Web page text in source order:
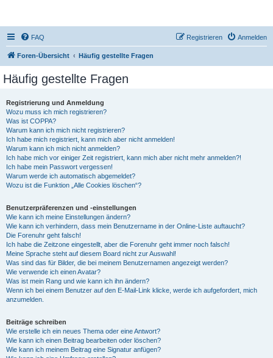
FAQ Anmelden
Registrieren
Foren-Übersicht Häufig gestellte Fragen
Häufig gestellte Fragen
Registrierung und Anmeldung
Wozu muss ich mich registrieren?
Was ist COPPA?
Warum kann ich mich nicht registrieren?
Ich habe mich registriert, kann mich aber nicht anmelden!
Warum kann ich mich nicht anmelden?
Ich habe mich vor einiger Zeit registriert, kann mich aber nicht mehr anmelden?!
Ich habe mein Passwort vergessen!
Warum werde ich automatisch abgemeldet?
Wozu ist die Funktion „Alle Cookies löschen“?
Benutzerpräferenzen und -einstellungen
Wie kann ich meine Einstellungen ändern?
Wie kann ich verhindern, dass mein Benutzername in der Online-Liste auftaucht?
Die Forenuhr geht falsch!
Ich habe die Zeitzone eingestellt, aber die Forenuhr geht immer noch falsch!
Meine Sprache steht auf diesem Board nicht zur Auswahl!
Was sind das für Bilder, die bei meinem Benutzernamen angezeigt werden?
Wie verwende ich einen Avatar?
Was ist mein Rang und wie kann ich ihn ändern?
Wenn ich bei einem Benutzer auf den E-Mail-Link klicke, werde ich aufgefordert, mich
anzumelden.
Beiträge schreiben
Wie erstelle ich ein neues Thema oder eine Antwort?
Wie kann ich einen Beitrag bearbeiten oder löschen?
Wie kann ich meinem Beitrag eine Signatur anfügen?